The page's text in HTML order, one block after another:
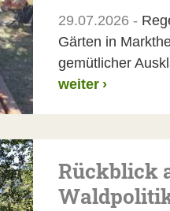
29.07.2026 -
Gärten in
gemütlicher
weiter ›
Rückblick